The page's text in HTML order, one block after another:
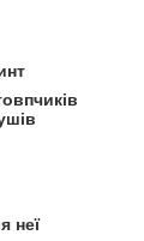
неї